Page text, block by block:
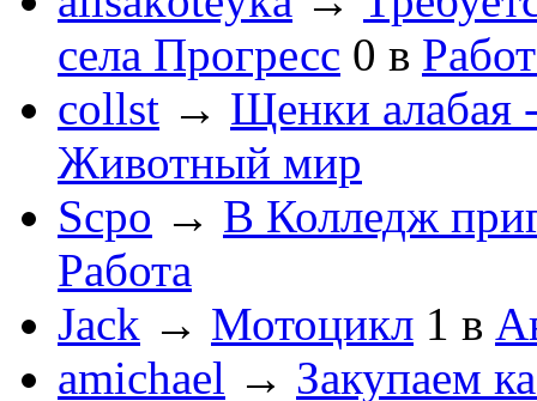
села Прогресс 0 в
collst → Щенки алабая
Животный мир
Scpo → В Колледж
Работа
Jack → Мотоцикл 1 в
amichael → Закупаем